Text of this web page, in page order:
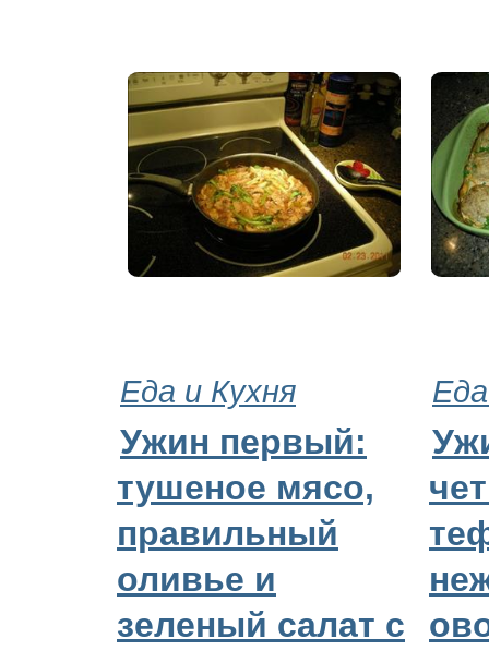
Еда и Кухня
Ужин первый:
тушеное мясо,
правильный
оливье и
зеленый салат с